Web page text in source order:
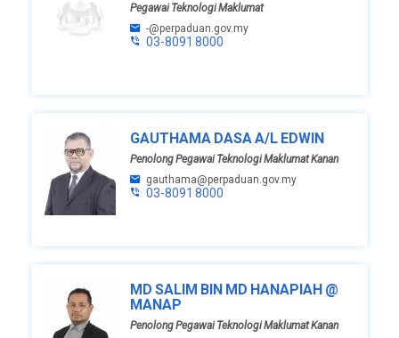
Pegawai Teknologi Maklumat
-@perpaduan.gov.my
03-8091 8000
GAUTHAMA DASA A/L EDWIN
Penolong Pegawai Teknologi Maklumat Kanan
gauthama@perpaduan.gov.my
03-8091 8000
MD SALIM BIN MD HANAPIAH @
MANAP
Penolong Pegawai Teknologi Maklumat Kanan